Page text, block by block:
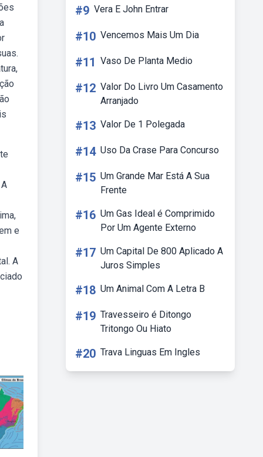
e
A
#9 Vera E John Entrar
#10 Vencemos Mais Um Dia
#11 Vaso De Planta Medio
#12 Valor Do Livro Um Casamento
Arranjado
#13 Valor De 1 Polegada
#14 Uso Da Crase Para Concurso
#15 Um Grande Mar Está A Sua
Frente
#16 Um Gas Ideal é Comprimido
Por Um Agente Externo
#17 Um Capital De 800 Aplicado A
Juros Simples
#18 Um Animal Com A Letra B
#19 Travesseiro é Ditongo
Tritongo Ou Hiato
#20 Trava Linguas Em Ingles